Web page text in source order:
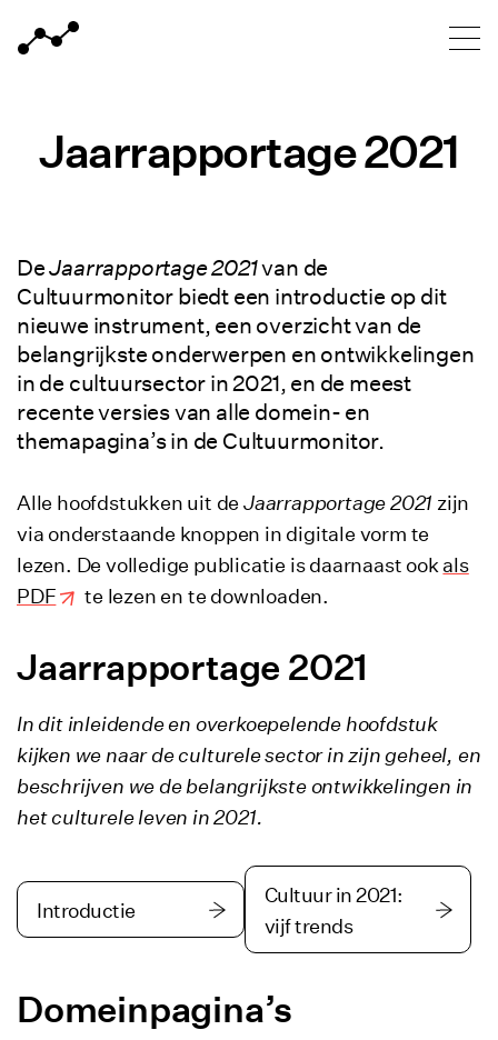
Home van Cultuurmonitor
Jaarrapportage 2021
DeJaarrapportage 2021van de
Cultuurmonitor biedt een introductie op dit
nieuwe instrument, een overzicht van de
belangrijkste onderwerpen en ontwikkelingen
in de cultuursector in 2021, en de meest
recente versies van alle domein- en
themapagina’s in de Cultuurmonitor.
Alle hoofdstukken uit de Jaarrapportage 2021 zijn
via onderstaande knoppen in digitale vorm te
lezen. De volledige publicatie is daarnaast ook als
PDF
te lezen en te downloaden.
Jaarrapportage 2021
In dit inleidende en overkoepelende hoofdstuk
kijken we naar de culturele sector in zijn geheel, en
beschrijven we de belangrijkste ontwikkelingen in
het culturele leven in 2021.
Introductie
Cultuur in 2021:
vijf trends
Domeinpagina’s